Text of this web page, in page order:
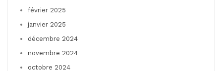
février 2025
janvier 2025
décembre 2024
novembre 2024
octobre 2024